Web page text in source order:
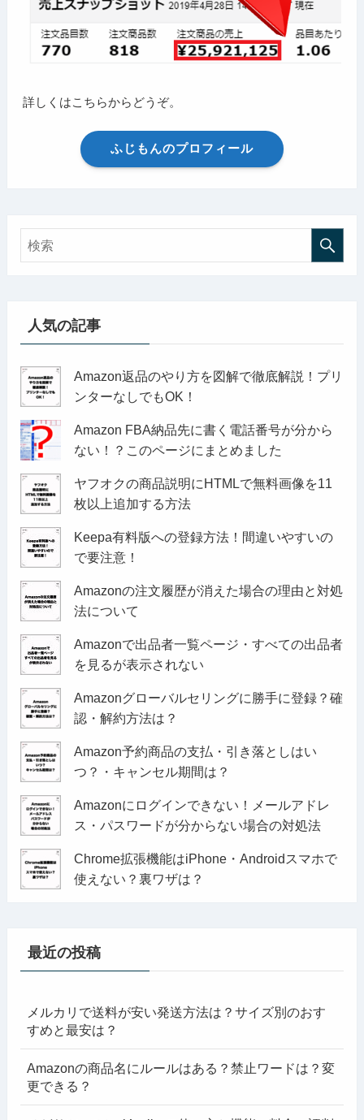
詳しくはこちらからどうぞ。
ふじもんのプロフィール
人気の記事
Amazon返品のやり方を図解で徹底解説！プリ
ンターなしでもOK！
Amazon FBA納品先に書く電話番号が分から
ない！？このページにまとめました
ヤフオクの商品説明にHTMLで無料画像を11
枚以上追加する方法
Keepa有料版への登録方法！間違いやすいの
で要注意！
Amazonの注文履歴が消えた場合の理由と対処
法について
Amazonで出品者一覧ページ・すべての出品者
を見るが表示されない
Amazonグローバルセリングに勝手に登録？確
認・解約方法は？
Amazon予約商品の支払・引き落としはい
つ？・キャンセル期間は？
Amazonにログインできない！メールアドレ
ス・パスワードが分からない場合の対処法
Chrome拡張機能はiPhone・Androidスマホで
使えない？裏ワザは？
最近の投稿
メルカリで送料が安い発送方法は？サイズ別のおす
すめと最安は？
Amazonの商品名にルールはある？禁止ワードは？変
更できる？